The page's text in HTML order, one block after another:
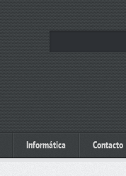
Informática Contacto